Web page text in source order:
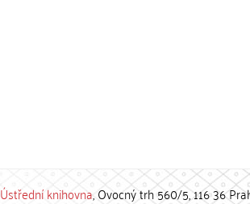
Ústřední knihovna, Ovocný trh 560/5, 116 36